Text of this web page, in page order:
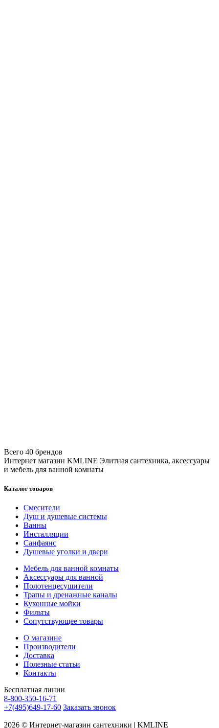
Всего 40 брендов
Интернет магазин KMLINE Элитная сантехника, аксессуары
и мебель для ванной комнаты
Каталог товаров
Смесители
Душ и душевые системы
Ванны
Инсталляции
Санфаянс
Душевые уголки и двери
Мебель для ванной комнаты
Аксессуары для ванной
Полотенцесушители
Трапы и дренажные каналы
Кухонные мойки
Фильты
Сопутствующее товары
О магазине
Производители
Доставка
Полезные статьи
Контакты
Бесплатная линии
8-800-350-16-71
+7(495)649-17-60 Заказать звонок
2026 © Интернет-магазин сантехники | KMLINE